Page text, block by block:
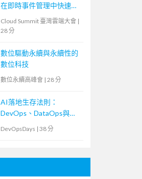
在即時事件管理中快速回
Cloud Summit 臺灣雲端大會 |
28 分
數位驅動永續與永續性的
數位科技
數位永續高峰會 | 28 分
AI落地生存法則：
DevOps、DataOps與
MLOps密不可分的ML專
DevOpsDays | 38 分